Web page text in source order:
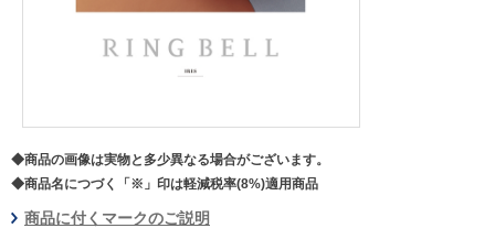
◆商品の画像は実物と多少異なる場合がございます。
◆商品名につづく「※」印は軽減税率(8%)適用商品
商品に付くマークのご説明